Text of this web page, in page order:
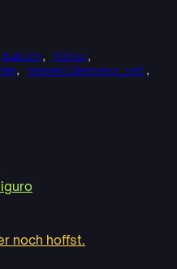
du&ich , Fotos
, neonwilderness_net
noch hoffst.